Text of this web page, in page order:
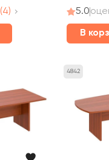
(4) 5.0
В
4842